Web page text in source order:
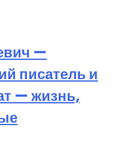
—
писатель и
— жизнь,